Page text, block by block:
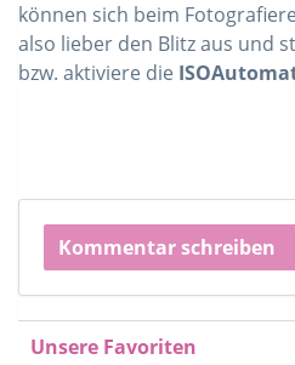
können sich beim
also lieber den Blitz aus und
bzw. aktiviere die
Kommentar schreiben
Unsere Favoriten